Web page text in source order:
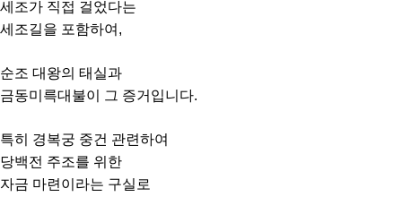
세조가 직접 걸었다는
세조길을 포함하여,
순조 대왕의 태실과
금동미륵대불이 그 증거입니다.
특히 경복궁 중건 관련하여
당백전 주조를 위한
자금 마련이라는 구실로